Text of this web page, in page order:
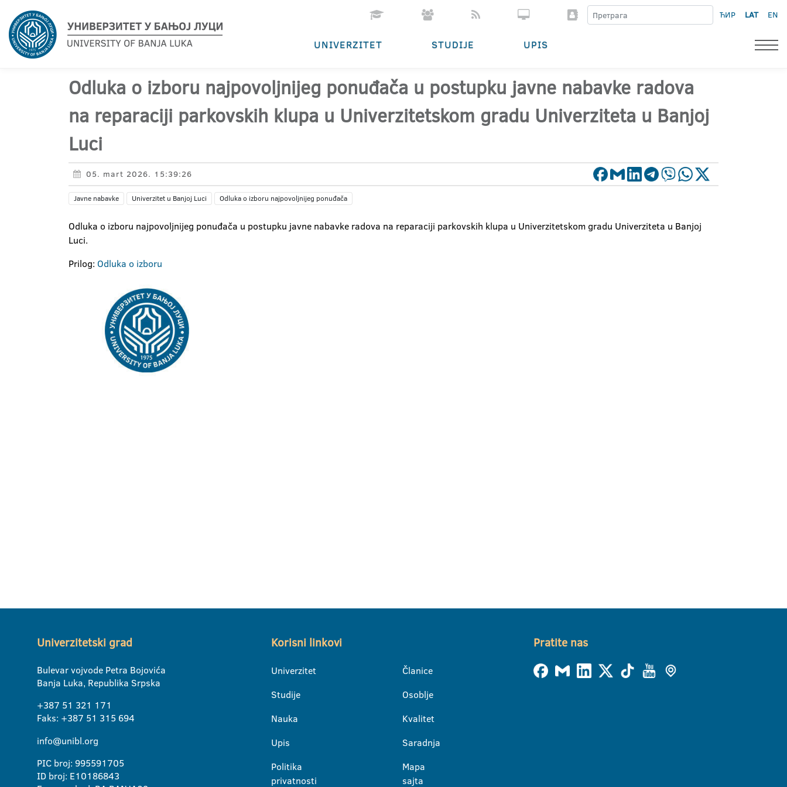
ЋИР LAT EN
UNIVERZITET STUDIJE UPIS
Odluka o izboru najpovoljnijeg ponuđača u postupku javne nabavke radova
na reparaciji parkovskih klupa u Univerzitetskom gradu Univerziteta u Banjoj
Luci
05. mart 2026. 15:39:26
Javne nabavke Univerzitet u Banjoj Luci Odluka o izboru najpovoljnijeg ponuđača
Odluka o izboru najpovoljnijeg ponuđača u postupku javne nabavke radova na reparaciji parkovskih klupa u Univerzitetskom gradu Univerziteta u Banjoj
Luci.
Prilog: Odluka o izboru
Univerzitetski grad
Bulevar vojvode Petra Bojovića
Banja Luka, Republika Srpska
+387 51 321 171
Faks: +387 51 315 694
info@unibl.org
PIC broj: 995591705
ID broj: E10186843
Korisni linkovi
Univerzitet
Studije
Nauka
Upis
Politika
privatnosti
Članice
Osoblje
Kvalitet
Saradnja
Mapa
sajta
Pratite nas